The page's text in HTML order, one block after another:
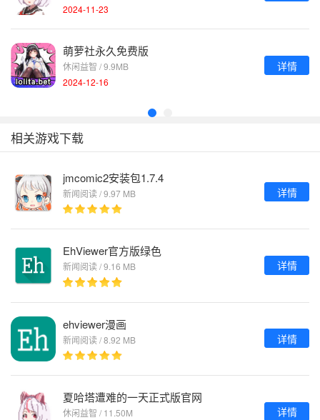
2024-11-23
萌萝社永久免费版
休闲益智 / 9.9MB
2024-12-16
详情
相关游戏下载
jmcomic2安装包1.7.4
新闻阅读 / 9.97 MB 详情
EhViewer官方版绿色
新闻阅读 / 9.16 MB 详情
ehviewer漫画
新闻阅读 / 8.92 MB 详情
夏哈塔遭难的一天正式版官网
休闲益智 / 11.50M 详情